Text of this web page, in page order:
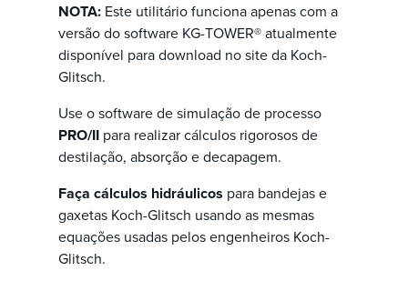
NOTA: Este utilitário funciona apenas com a
versão do software KG-TOWER® atualmente
disponível para download no site da Koch-
Glitsch.
Use o software de simulação de processo
PRO/II para realizar cálculos rigorosos de
destilação, absorção e decapagem.
Faça cálculos hidráulicos para bandejas e
gaxetas Koch-Glitsch usando as mesmas
equações usadas pelos engenheiros Koch-
Glitsch.